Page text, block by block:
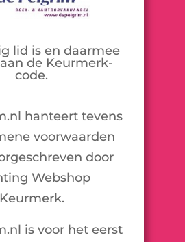
lid is en daarmee
de Keurmerk-
code.
hanteert tevens
voorwaarden
door
Webshop
Keurmerk.
is voor het eerst